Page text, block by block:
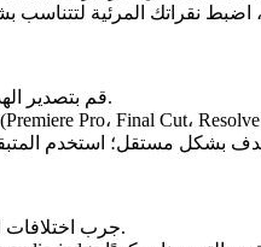
قم بتصدير الهدف والمتبقي كمسارات منفصلة.
جرب اختلافات المطالبة المتعددة ولاحظ أفضلها.